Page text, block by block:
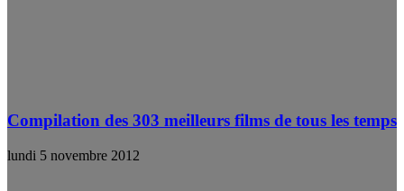
Compilation des 303 meilleurs films de tous les temps
lundi 5 novembre 2012